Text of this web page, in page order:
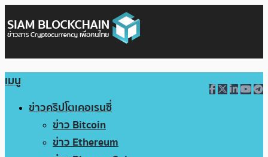
เมนู
ข่าวคริปโตเคอเรนซี่
ข่าว Bitcoin
ข่าว Ethereum